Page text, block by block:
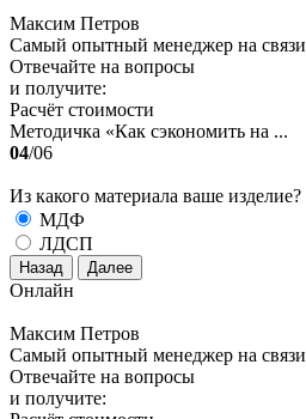
Максим Петров
Самый опытный менеджер на связи
Отвечайте на вопросы
и получите:
Расчёт стоимости
Методичка «Как сэкономить на ...
04/06
Из какого материала ваше изделие?
МДФ
ЛДСП
Назад Далее
Онлайн
Максим Петров
Самый опытный менеджер на связи
Отвечайте на вопросы
и получите: